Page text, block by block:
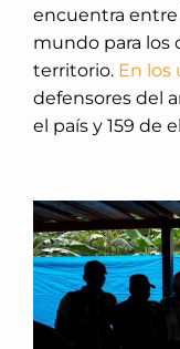
encuentra entre
mundo para los
territorio. En los
defensores del
el país y 159 de